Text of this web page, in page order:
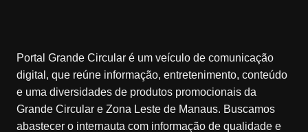
Portal Grande Circular é um veículo de comunicação
digital, que reúne informação, entretenimento, conteúdo
e uma diversidades de produtos promocionais da
Grande Circular e Zona Leste de Manaus. Buscamos
abastecer o internauta com informação de qualidade e